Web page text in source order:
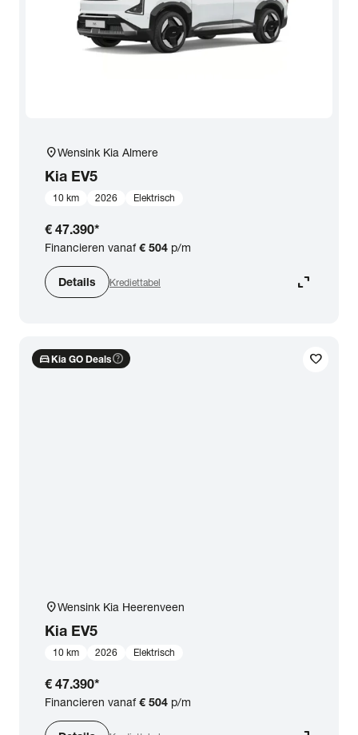
location_onWensink Kia Almere
Kia EV5
10 km 2026 Elektrisch
€ 47.390*
Financieren vanaf€ 504 p/m
Details Krediettabel expand_content
favorite
directions_carKia GO Dealshelp_outline
location_onWensink Kia Heerenveen
Kia EV5
10 km 2026 Elektrisch
€ 47.390*
Financieren vanaf€ 504 p/m